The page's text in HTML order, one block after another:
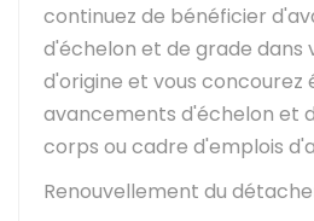
continuez de bénéficier
d'échelon et de grade dans
d'origine et vous concourez
avancements d'échelon et
corps ou cadre d'emplois
Renouvellement du